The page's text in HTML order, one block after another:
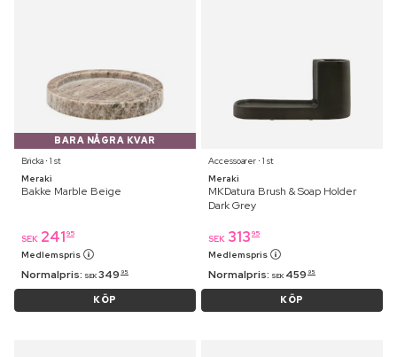
BARA NÅGRA KVAR
Bricka ⋅ 1 st
Meraki
Bakke Marble Beige
SEK 241 95
Medlemspris
Normalpris: SEK 349 95
KÖP
Accessoarer ⋅ 1 st
Meraki
MKDatura Brush & Soap Holder
Dark Grey
SEK 313 95
Medlemspris
Normalpris: SEK 459 95
KÖP